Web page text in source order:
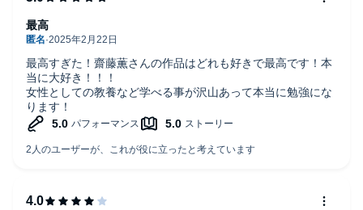
最高すぎた！齋藤薫さんの作品はどれも好きで最高です！本
当に大好き！！！
女性としての教養など学べる事が沢山あって本当に勉強にな
ります！
最高